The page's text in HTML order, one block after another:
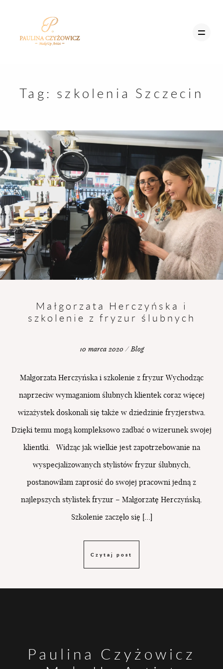
SZKOLENIA
UMÓW SIĘ
OFERTA
BLOG
SIĘ
Tag: szkolenia Szczecin
Małgorzata Herczyńska i
szkolenie z fryzur ślubnych
10 marca 2020 / Blog
Małgorzata Herczyńska i szkolenie z fryzur Wychodząc
naprzeciw wymaganiom ślubnych klientek coraz więcej
wizażystek doskonali się także w dziedzinie fryzjerstwa.
Dzięki temu mogą kompleksowo zadbać o wizerunek swojej
klientki. Widząc jak wielkie jest zapotrzebowanie na
wyspecjalizowanych stylistów fryzur ślubnych,
postanowiłam zaprosić do swojej pracowni jedną z
najlepszych stylistek fryzur – Małgorzatę Herczyńską.
Szkolenie zaczęło się […]
Czytaj post
Paulina Czyżowicz